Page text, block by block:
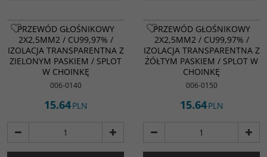
PRZEWÓD GŁOŚNIKOWY
2X2,5MM2 / CU99,97% /
IZOLACJA TRANSPARENTNA Z
ZIELONYM PASKIEM / SPLOT
W CHOINKĘ
006-0140
15.64PLN
PRZEWÓD GŁOŚNIKOWY
2X2,5MM2 / CU99,97% /
IZOLACJA TRANSPARENTNA Z
ŻÓŁTYM PASKIEM / SPLOT W
CHOINKĘ
006-0150
15.64PLN